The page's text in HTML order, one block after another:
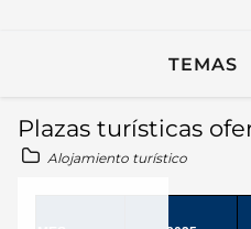
TEMAS
Plazas turísticas
Alojamiento turístico